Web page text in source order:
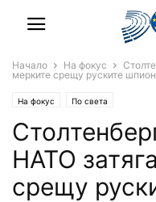
Начало На фокус
мерките срещу руските
На фокус По света
НАТО
срещу